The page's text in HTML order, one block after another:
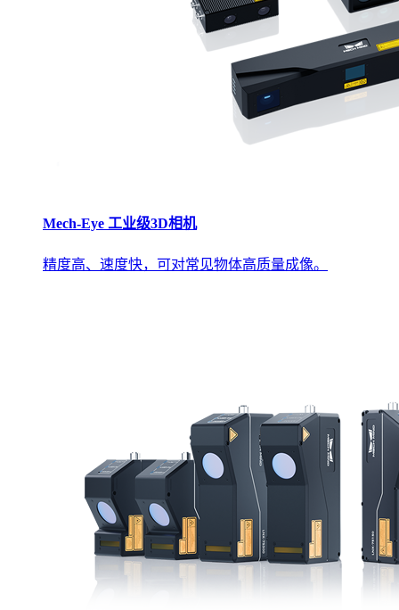
Mech-Eye 工业级3D相机
精度高、速度快，可对常见物体高质量成像。